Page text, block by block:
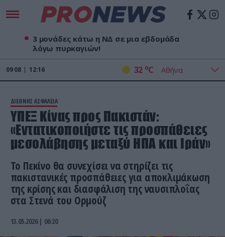
3 μονάδες κάτω η ΝΔ σε μια εβδομάδα
λόγω πυρκαγιών!
09 08 12:16 32 oC
ΔΙΕΘΝΗΣ ΑΣΦΑΛΕΙΑ
ΥΠΕΞ Κίνας προς Πακιστάν:
«Εντατικοποιήστε τις προσπάθειες
μεσολάβησης μεταξύ ΗΠΑ και Ιράν»
Το Πεκίνο θα συνεχίσει να στηρίζει τις
πακιστανικές προσπάθειες για αποκλιμάκωση
της κρίσης και διασφάλιση της ναυσιπλοΐας
στα Στενά του Ορμούζ
13.05.2026 | 06:20